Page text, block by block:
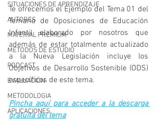
SITUACIONES DE APRENDIZAJE
AUTORES
MATERIAL PREMIUM
MÉTODOS DE ESTUDIO
PODCAST
EVALUACIÓN
METODOLOGIA
APLICACIONES
Te ofrecemos el Ejemplo del Tema 01 del
Temario de Oposiciones de Educación
Infantil elaborado por nosotros que
además de estar totalmente actualizado
a la Nueva Legislación incluye los
Objetivos de Desarrollo Sostenible (ODS)
específicos de este tema.
Pincha aquí para acceder a la descarga
gratuita del tema